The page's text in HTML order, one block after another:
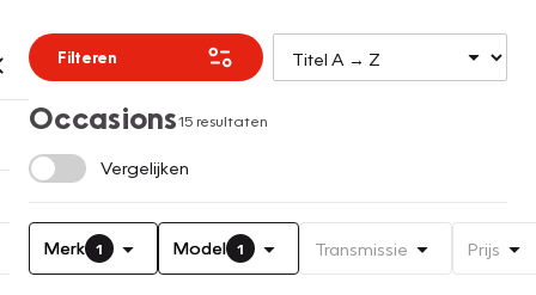
Filteren
Occasions15 resultaten
Vergelijken
Merk 1 Model 1 Transmissie Prijs